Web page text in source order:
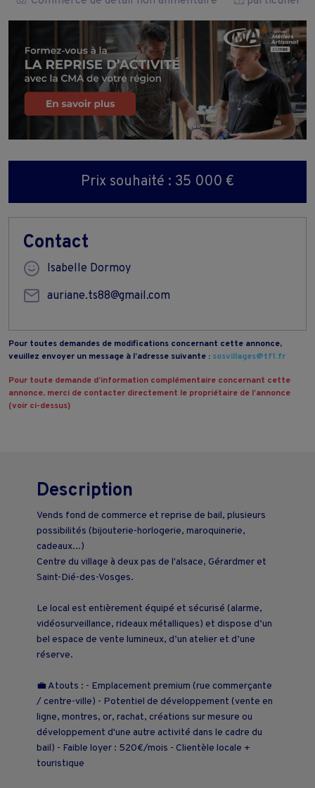
Prix souhaité : 35 000 €
Contact
Isabelle Dormoy
auriane.ts88@gmail.com
Pour toutes demandes de modifications concernant cette annonce,
veuillez envoyer un message à l’adresse suivante : sosvillages@tf1.fr
Pour toute demande d’information complémentaire concernant cette
annonce, merci de contacter directement le propriétaire de l’annonce
(voir ci-dessus)
Description
Vends fond de commerce et reprise de bail, plusieurs
possibilités (bijouterie-horlogerie, maroquinerie,
cadeaux...)
Centre du village à deux pas de l'alsace, Gérardmer et
Saint-Dié-des-Vosges.
Le local est entièrement équipé et sécurisé (alarme,
vidéosurveillance, rideaux métalliques) et dispose d’un
bel espace de vente lumineux, d’un atelier et d’une
réserve.
💼 Atouts : - Emplacement premium (rue commerçante
/ centre-ville) - Potentiel de développement (vente en
ligne, montres, or, rachat, créations sur mesure ou
développement d'une autre activité dans le cadre du
bail) - Faible loyer : 520€/mois - Clientèle locale +
touristique